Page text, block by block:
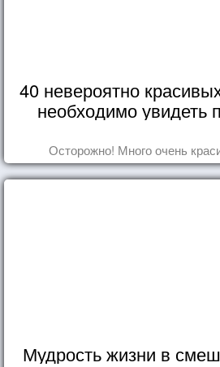
40 невероятно
необходимо увидеть
Осторожно! Много очень
Мудрость жизни в